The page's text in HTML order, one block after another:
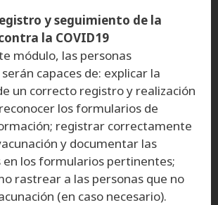
y seguimiento de la
la COVID19
módulo, las personas
capaces de: explicar la
un correcto registro y realización
los formularios de
registrar correctamente
y documentar las
en los formularios pertinentes;
rastrear a las personas que no
(en caso necesario).